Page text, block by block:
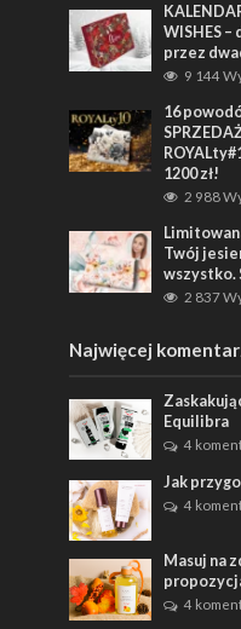
WISHES
przez
9 144
16
1200 zł!
2 988
Twój
wszystko.
2 837
Najwięcej
Equilibra
4
Jak
4
Masuj na
4